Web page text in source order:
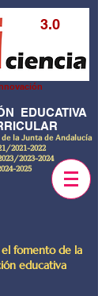
3.0
EDUCATIVA
la Junta de Andalucía
/2021-2022
/2023-2024
2025
fomento de la
educativa